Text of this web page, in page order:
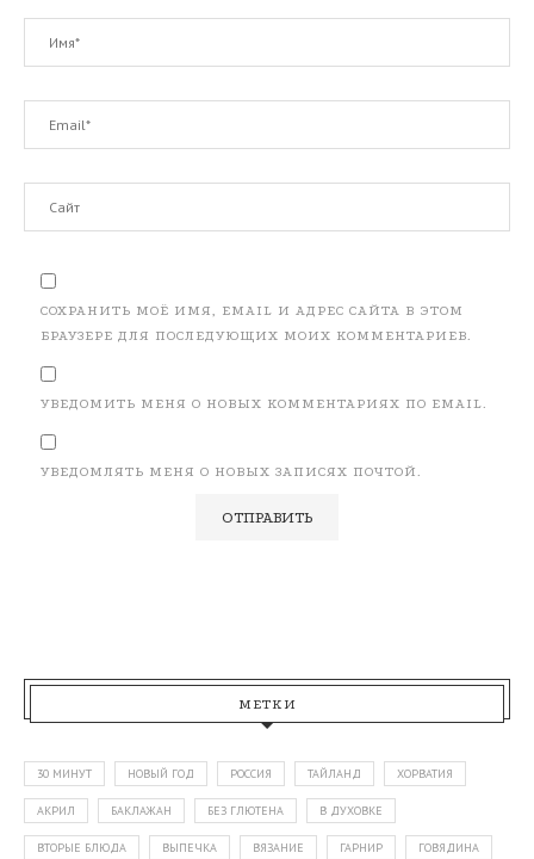
СОХРАНИТЬ МОЁ ИМЯ, EMAIL И АДРЕС САЙТА В ЭТОМ
БРАУЗЕРЕ ДЛЯ ПОСЛЕДУЮЩИХ МОИХ КОММЕНТАРИЕВ.
УВЕДОМИТЬ МЕНЯ О НОВЫХ КОММЕНТАРИЯХ ПО EMAIL.
УВЕДОМЛЯТЬ МЕНЯ О НОВЫХ ЗАПИСЯХ ПОЧТОЙ.
МЕТКИ
30 МИНУТ НОВЫЙ ГОД РОССИЯ ТАЙЛАНД ХОРВАТИЯ
АКРИЛ БАКЛАЖАН БЕЗ ГЛЮТЕНА В ДУХОВКЕ
ВТОРЫЕ БЛЮДА ВЫПЕЧКА ВЯЗАНИЕ ГАРНИР ГОВЯДИНА